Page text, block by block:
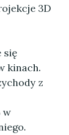
3D
się
kinach.
z
w